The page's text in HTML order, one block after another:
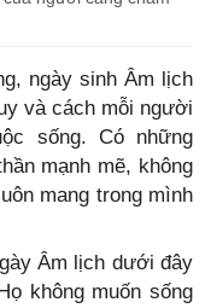
ngày sinh Âm lịch
và cách mỗi người
sống. Có những
mạnh mẽ, không
mang trong mình
Âm lịch dưới đây
không muốn sống